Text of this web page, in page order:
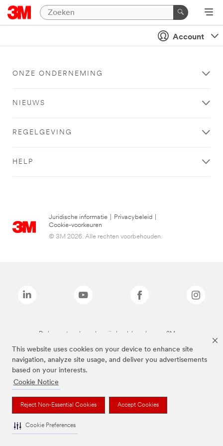
This website uses cookies on your device to enhance site
navigation, analyze site usage, and deliver you advertisements
based on your interests.
Cookie Notice
Reject Non-Essential Cookies Accept Cookies
Cookie Preferences
Account
ONZE ONDERNEMING
NIEUWS
REGELGEVING
HELP
Juridische informatie Privacybeleid
Cookie-voorkeuren
© 3M 2026. Alle rechten voorbehouden.
De bovenstaande merken zijn handelsmerken van 3M.we